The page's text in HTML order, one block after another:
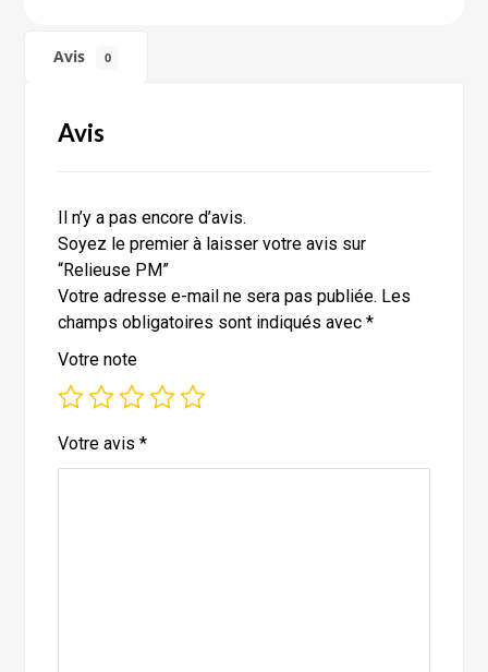
Avis 0
Avis
Il n’y a pas encore d’avis.
Soyez le premier à laisser votre avis sur
“Relieuse PM”
Votre adresse e-mail ne sera pas publiée. Les
champs obligatoires sont indiqués avec*
Votre note
Votre avis*